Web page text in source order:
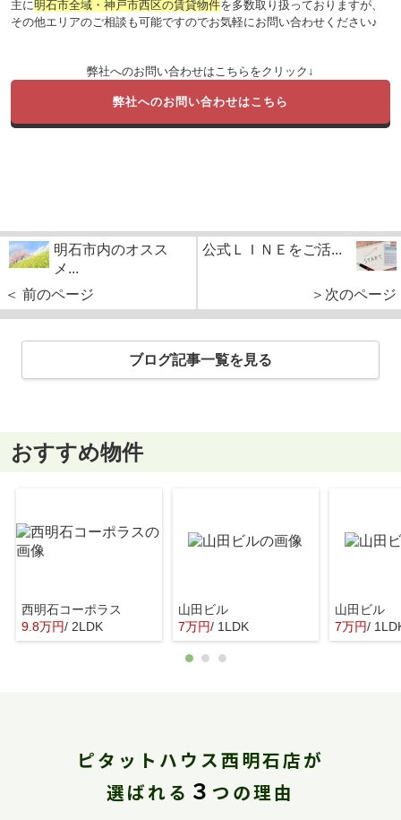
主に 明石市全域・神戸市西区の賃貸物件を多数取り扱っておりますが、
その他エリアのご相談も可能ですのでお気軽にお問い合わせください♪
弊社へのお問い合わせはこちらをクリック↓
弊社へのお問い合わせはこちら
明石市内のオスス
メ...
＜ 前のページ
公式ＬＩＮＥをご活...
＞次のページ
ブログ記事一覧を見る
おすすめ物件
西明石コーポラス
9.8万円/ 2LDK
山田ビル
7万円/ 1LDK
山田ビル
7万円/
ピタットハウス西明石店が
選ばれる ３ つの理由